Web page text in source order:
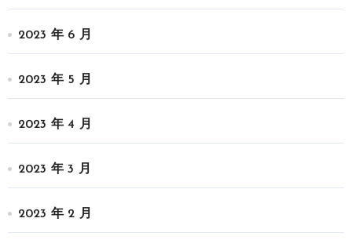
2023 年 6 月
2023 年 5 月
2023 年 4 月
2023 年 3 月
2023 年 2 月